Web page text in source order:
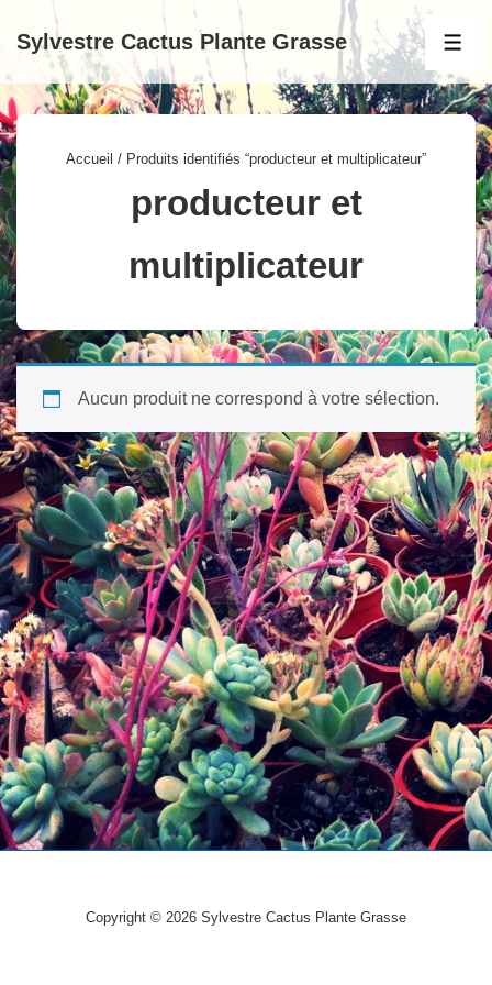
passer
au
contenu
principal
Sylvestre Cactus Plante Grasse
Accueil / Produits identifiés “producteur et multiplicateur”
producteur et
multiplicateur
Aucun produit ne correspond à votre sélection.
Copyright © 2026 Sylvestre Cactus Plante Grasse